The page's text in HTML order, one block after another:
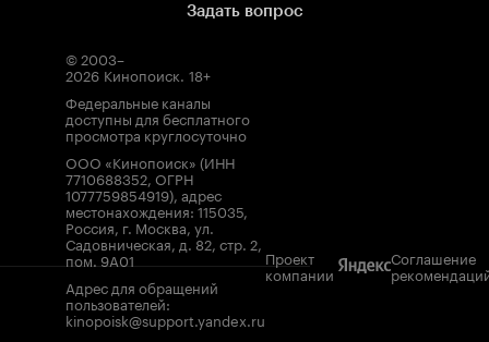
Задать вопрос
© 2003–
2026 Кинопоиск. 18+
Федеральные каналы
доступны для бесплатного
просмотра круглосуточно
ООО «Кинопоиск» (ИНН
7710688352, ОГРН
1077759854919), адрес
местонахождения: 115035,
Россия, г. Москва, ул.
Садовническая, д. 82, стр. 2,
пом. 9А01
Адрес для обращений
пользователей:
kinopoisk@support.yandex.ru
Проект
компании
Соглашение